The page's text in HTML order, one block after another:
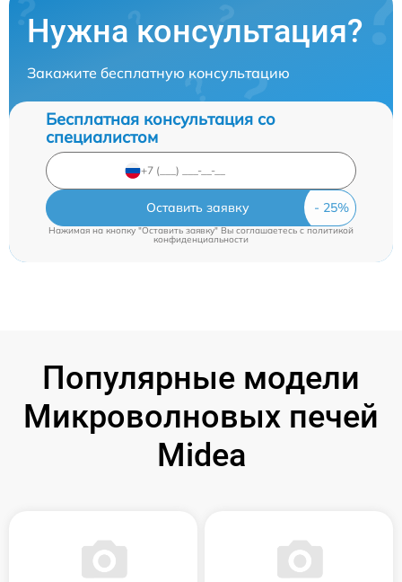
Нужна консультация?
Закажите бесплатную консультацию
Бесплатная консультация со
специалистом
Оставить заявку
Нажимая на кнопку "Оставить заявку" Вы соглашаетесь cполитикой
конфиденциальности
Популярные модели
Микроволновых печей
Midea